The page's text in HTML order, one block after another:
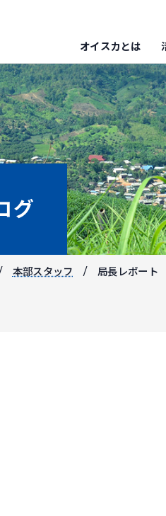
オイスカとは
グ
本部スタッフ 局長レポート